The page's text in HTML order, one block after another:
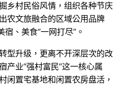
乡村民俗风情，组织各种节庆
农文旅融合的区域公用品牌
宿、美食“一网打尽”。
型升级，更离不开深层次的改
产业“强村富民”这一核心属
闲置宅基地和闲置农房盘活，